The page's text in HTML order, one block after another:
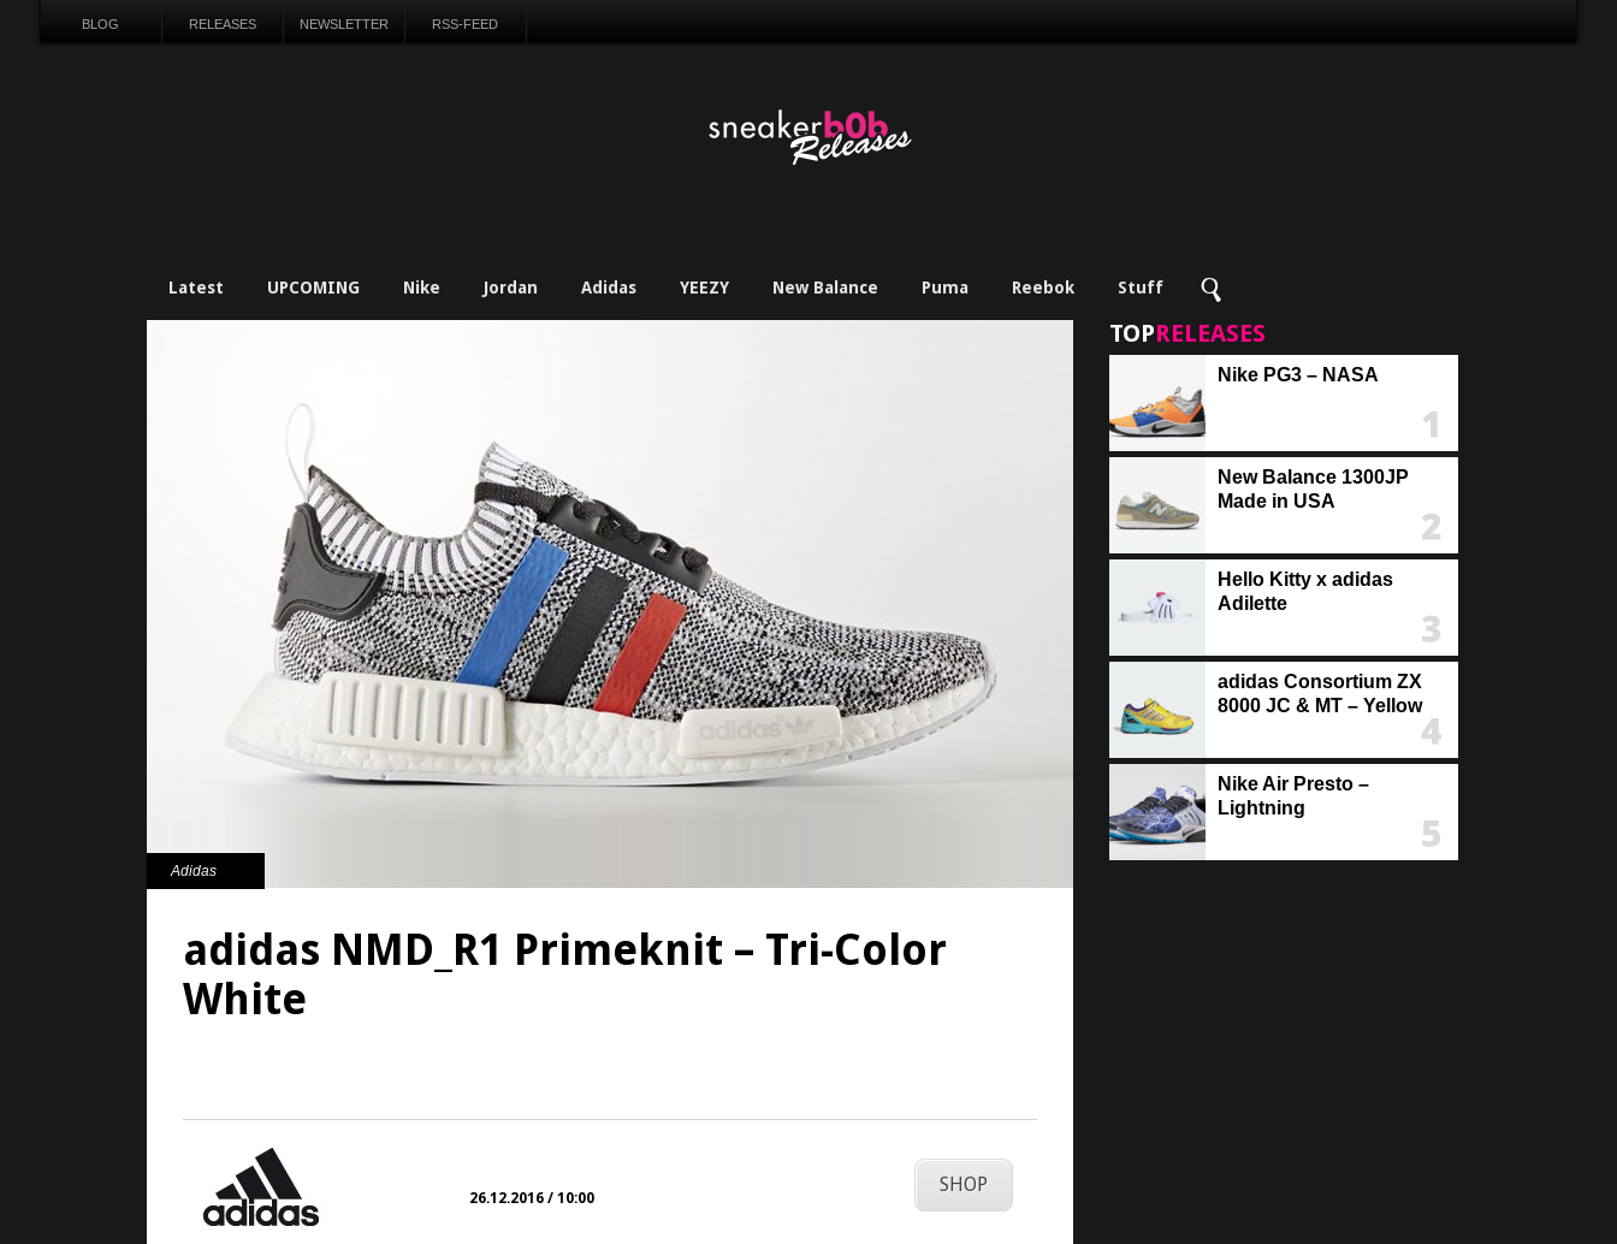
BLOG RELEASES NEWSLETTER RSS-FEED
Latest UPCOMING Nike Jordan Adidas YEEZY New Balance Puma Reebok Stuff
Adidas
adidas NMD_R1 Primeknit – Tri-Color
White
26.12.2016 / 10:00
SHOP
TOPRELEASES
Nike PG3 – NASA
New Balance 1300JP
Made in USA
Hello Kitty x adidas
Adilette
adidas Consortium ZX
8000 JC & MT – Yellow
Nike Air Presto –
Lightning